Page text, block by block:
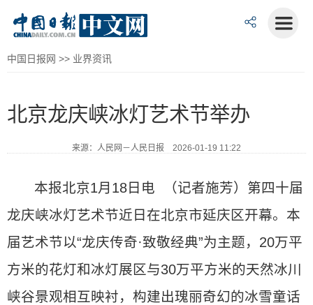
中国日报网 >> 业界资讯
北京龙庆峡冰灯艺术节举办
来源：人民网－人民日报 2026-01-19 11:22
本报北京1月18日电 （记者施芳）第四十届
龙庆峡冰灯艺术节近日在北京市延庆区开幕。本
届艺术节以“龙庆传奇·致敬经典”为主题，20万平
方米的花灯和冰灯展区与30万平方米的天然冰川
峡谷景观相互映衬，构建出瑰丽奇幻的冰雪童话